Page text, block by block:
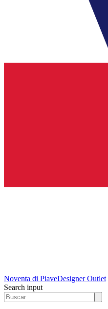
Noventa di PiaveDesigner Outlet
Search input